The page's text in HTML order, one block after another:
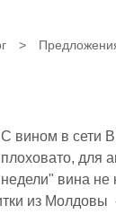
>
С вином в сети
плоховато, для
недели" вина не
из Молдовы